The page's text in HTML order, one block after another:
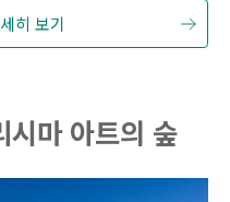
히 보기
시마 아트의 숲